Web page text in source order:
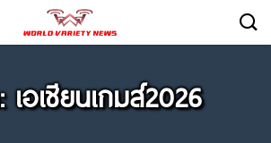
อเชียนเกมส์2026